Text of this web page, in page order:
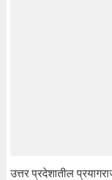
उत्तर प्रदेशातील